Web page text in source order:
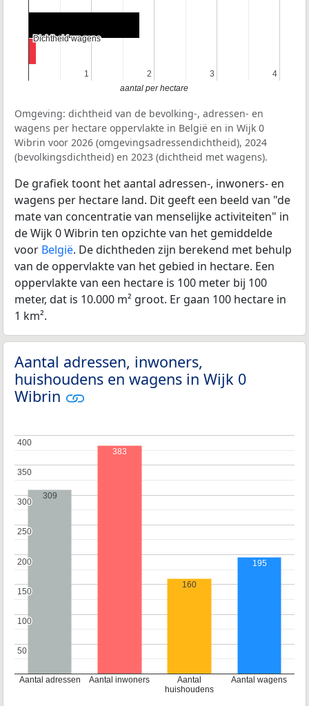
1
1 2
2 3
3 4
4
Dichtheid wagens
Dichtheid wagens
aantal per hectare
Omgeving: dichtheid van de bevolking-, adressen- en
wagens per hectare oppervlakte in België en in Wijk 0
Wibrin voor 2026 (omgevingsadressendichtheid), 2024
(bevolkingsdichtheid) en 2023 (dichtheid met wagens).
De grafiek toont het aantal adressen-, inwoners- en
wagens per hectare land. Dit geeft een beeld van "de
mate van concentratie van menselijke activiteiten" in
de Wijk 0 Wibrin ten opzichte van het gemiddelde
voor België. De dichtheden zijn berekend met behulp
van de oppervlakte van het gebied in hectare. Een
oppervlakte van een hectare is 100 meter bij 100
meter, dat is 10.000 m² groot. Er gaan 100 hectare in
1 km².
Aantal adressen, inwoners,
huishoudens en wagens in Wijk 0
Wibrin
Aantal adressen Aantal inwoners
Aantal
huishoudens
Aantal wagens
50
50
100
100
150
150
200
200
250
250
300
300
350
350
400
400
309
383
160
195